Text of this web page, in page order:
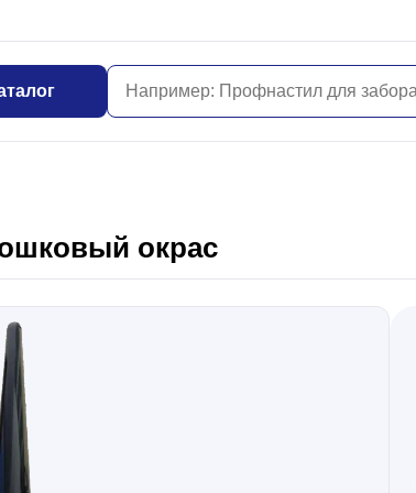
окрас